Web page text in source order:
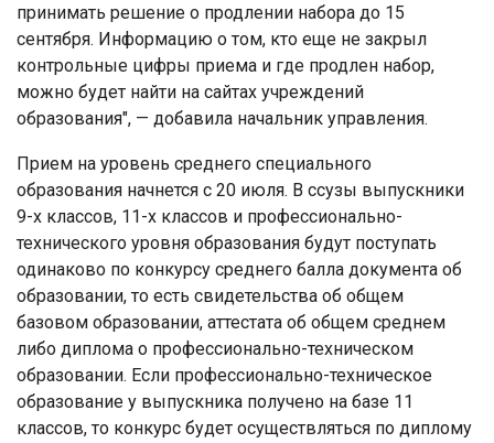
принимать решение о продлении набора до 15
сентября. Информацию о том, кто еще не закрыл
контрольные цифры приема и где продлен набор,
можно будет найти на сайтах учреждений
образования", — добавила начальник управления.
Прием на уровень среднего специального
образования начнется с 20 июля. В ссузы выпускники
9-х классов, 11-х классов и профессионально-
технического уровня образования будут поступать
одинаково по конкурсу среднего балла документа об
образовании, то есть свидетельства об общем
базовом образовании, аттестата об общем среднем
либо диплома о профессионально-техническом
образовании. Если профессионально-техническое
образование у выпускника получено на базе 11
классов, то конкурс будет осуществляться по диплому